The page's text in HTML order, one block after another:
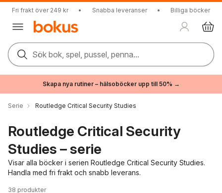
Fri frakt över 249 kr • Snabba leveranser • Billiga böcker
Sök bok, spel, pussel, penna...
Skapa nya rutiner – hälsoböcker upp till 50% →
Serie Routledge Critical Security Studies
Routledge Critical Security
Studies – serie
Visar alla böcker i serien Routledge Critical Security Studies.
Handla med fri frakt och snabb leverans.
38 produkter